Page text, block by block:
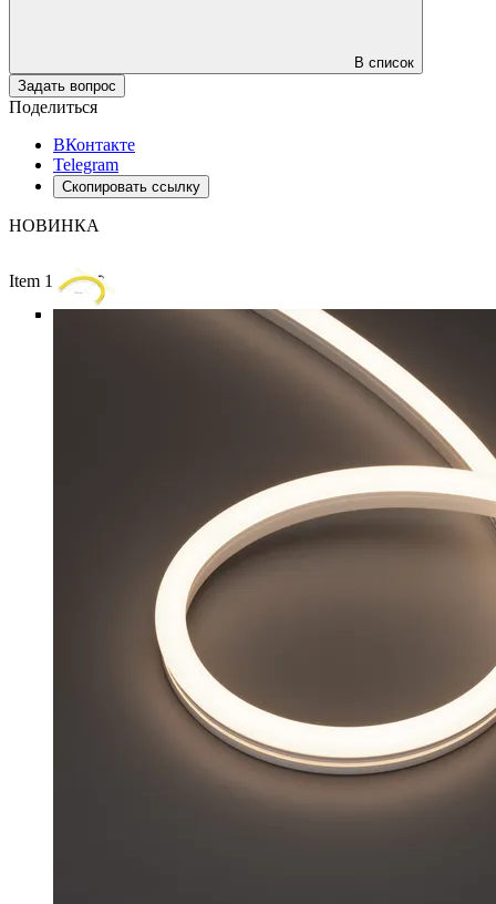
В список
Задать вопрос
Поделиться
ВКонтакте
Telegram
Скопировать ссылку
НОВИНКА
Item 1 of 6